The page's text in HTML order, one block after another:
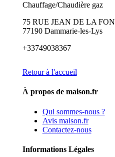
Chauffage/Chaudière gaz
75 RUE JEAN DE LA
77190 Dammarie-les-Lys
+33749038367
Retour à l'accueil
À propos de maison.fr
Qui sommes-nous ?
Avis maison.fr
Contactez-nous
Informations Légales